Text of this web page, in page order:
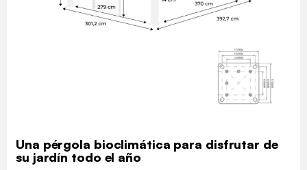
Una pérgola bioclimática para disfrutar de
su jardín todo el año